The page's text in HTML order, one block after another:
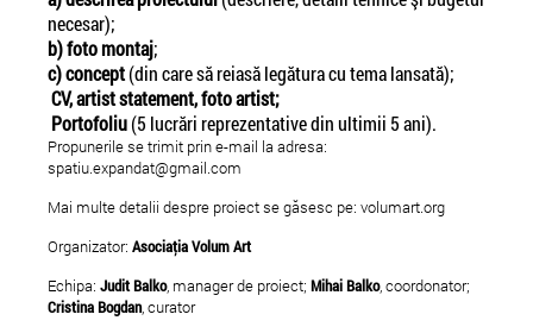
necesar);
b) foto montaj;
c)concept(din care să reiasă legătura cu tema lansată);
CV, artist statement, foto artist;
Portofoliu(5 lucrări reprezentative din ultimii 5 ani).
Propunerile se trimit prin e-mail la adresa:
spatiu.expandat@gmail.com
Mai multe detalii despre proiect se găsesc pe: volumart.org
Organizator: Asociaţia Volum Art
Echipa: Judit Balko, manager de proiect; Mihai Balko, coordonator;
Cristina Bogdan, curator